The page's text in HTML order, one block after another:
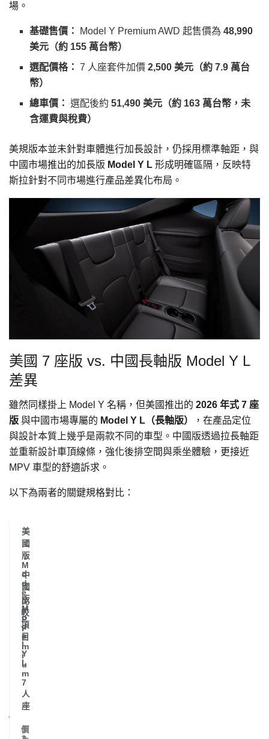
場。
基礎售價： Model Y Premium AWD 起售價為48,990
美元（約 155 萬台幣）
選配價格： 7 人座套件加價2,500 美元（約 7.9 萬台
幣）
總車價： 選配後約51,490 美元（約 163 萬台幣，未
含運費與稅費）
美規版本並未針對車體進行加長設計，仍採用標準軸距，與
中國市場推出的加長版 Model Y L 形成明確區隔，反映特
斯拉針對不同市場進行產品差異化布局。
美國 7 座版 vs. 中國長軸版 Model Y L
差異
雖然同樣掛上 Model Y 名稱，但美國推出的 2026 年式 7 座
版 與中國市場專屬的 Model Y L（長軸版）
，在產品定位
與設計本質上幾乎是兩款不同的車型。中國版透過拉長軸距
並重新設計車頂線條，強化後排空間與乘坐體驗，更接近
MPV 車型的舒適訴求。
以下為兩者的關鍵規格對比：
比
較
項
目
中
國
版
M
o
d
e
l
Y
L
美
國
版
M
o
d
e
l
Y
P
r
e
m
i
u
m
7
人
座
價
3
5